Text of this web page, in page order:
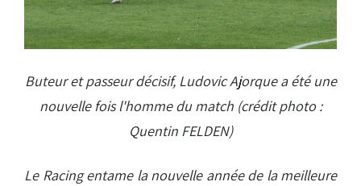
Buteur et passeur décisif, Ludovic Ajorque a été une
nouvelle fois l'homme du match (crédit photo :
Quentin FELDEN)
Le Racing entame la nouvelle année de la meilleure